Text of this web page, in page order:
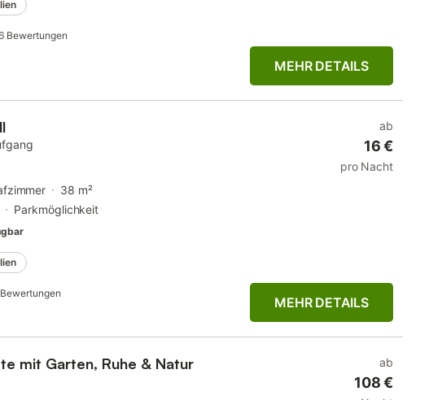
Bewertungen
MEHR DETAILS
38 m²
Parkmöglichkeit
Bewertungen
ab
16 €
pro Nacht
MEHR DETAILS
mit Garten, Ruhe & Natur ab
108 €